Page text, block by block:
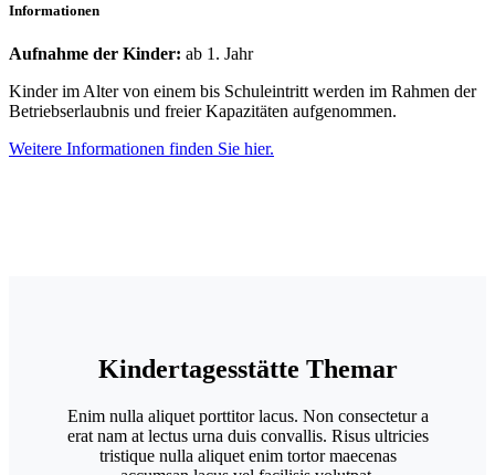
Informationen
Aufnahme der Kinder: ab 1. Jahr
Kinder im Alter von einem bis Schuleintritt werden im Rahmen der
Betriebserlaubnis und freier Kapazitäten aufgenommen.
Weitere Informationen finden Sie hier.
Kindertagesstätte Themar
Enim nulla aliquet porttitor lacus. Non consectetur a
erat nam at lectus urna duis convallis. Risus ultricies
tristique nulla aliquet enim tortor maecenas